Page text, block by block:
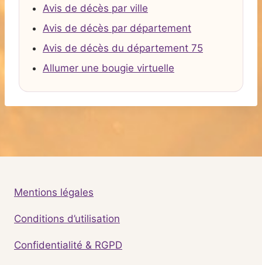
Avis de décès par ville
Avis de décès par département
Avis de décès du département 75
Allumer une bougie virtuelle
Mentions légales
Conditions d’utilisation
Confidentialité & RGPD